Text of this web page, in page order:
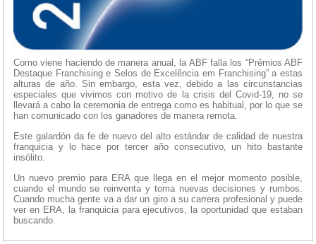
Como viene haciendo de manera anual, la ABF falla los “Prêmios ABF
Destaque Franchising e Selos de Excelência em Franchising” a estas
alturas de año. Sin embargo, esta vez, debido a las circunstancias
especiales que vivimos con motivo de la crisis del Covid-19, no se
llevará a cabo la ceremonia de entrega como es habitual, por lo que se
han comunicado con los ganadores de manera remota.
Este galardón da fe de nuevo del alto estándar de calidad de nuestra
franquicia y lo hace por tercer año consecutivo, un hito bastante
insólito.
Un nuevo premio para ERA que llega en el mejor momento posible,
cuando el mundo se reinventa y toma nuevas decisiones y rumbos.
Cuando mucha gente va a dar un giro a su carrera profesional y puede
ver en ERA, la franquicia para ejecutivos, la oportunidad que estaban
buscando.